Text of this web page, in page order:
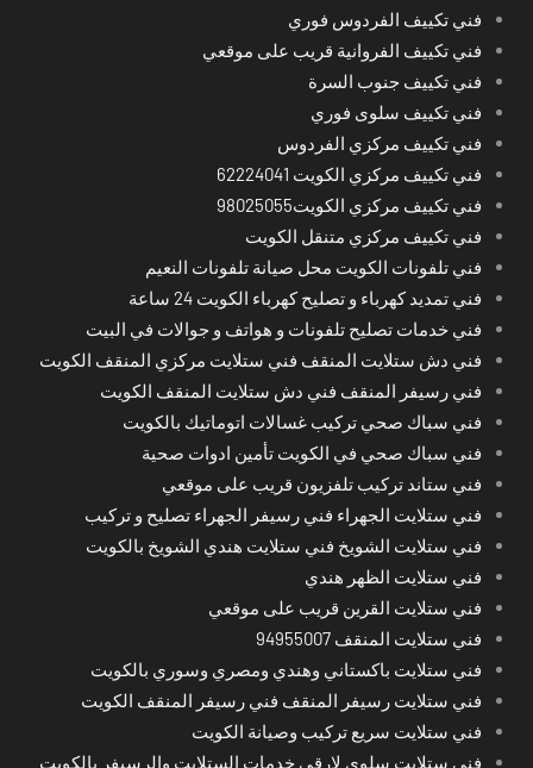
فني تكييف الفردوس فوري
فني تكييف الفروانية قريب على موقعي
فني تكييف جنوب السرة
فني تكييف سلوى فوري
فني تكييف مركزي الفردوس
فني تكييف مركزي الكويت 62224041
فني تكييف مركزي الكويت98025055
فني تكييف مركزي متنقل الكويت
فني تلفونات الكويت محل صيانة تلفونات النعيم
فني تمديد كهرباء و تصليح كهرباء الكويت 24 ساعة
فني خدمات تصليح تلفونات و هواتف و جوالات في البيت
فني دش ستلايت المنقف فني ستلايت مركزي المنقف الكويت
فني رسيفر المنقف فني دش ستلايت المنقف الكويت
فني سباك صحي تركيب غسالات اتوماتيك بالكويت
فني سباك صحي في الكويت تأمين ادوات صحية
فني ستاند تركيب تلفزيون قريب على موقعي
فني ستلايت الجهراء فني رسيفر الجهراء تصليح و تركيب
فني ستلايت الشويخ فني ستلايت هندي الشويخ بالكويت
فني ستلايت الظهر هندي
فني ستلايت القرين قريب على موقعي
فني ستلايت المنقف 94955007
فني ستلايت باكستاني وهندي ومصري وسوري بالكويت
فني ستلايت رسيفر المنقف فني رسيفر المنقف الكويت
فني ستلايت سريع تركيب وصيانة الكويت
فني ستلايت سلوى لارقى خدمات الستلايت والرسيفر بالكويت